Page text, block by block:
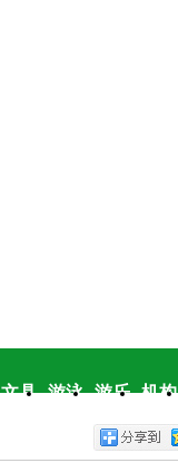
文具 游泳 游乐 机构